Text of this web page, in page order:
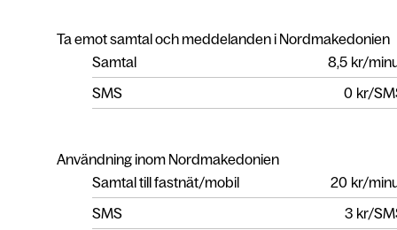
Ta emot samtal och meddelanden i Nordmakedonien
Samtal
8,5 kr/
SMS
0 kr/
Användning inom Nordmakedonien
Samtal till fastnät/mobil
20 kr/
SMS
3 kr/